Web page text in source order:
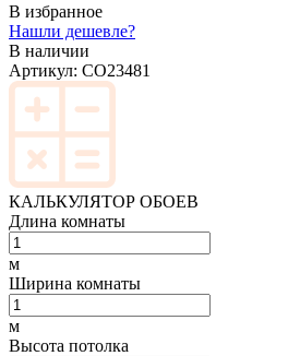
В избранное
Нашли дешевле?
В наличии
Артикул: CO23481
КАЛЬКУЛЯТОР ОБОЕВ
Длина комнаты
м
Ширина комнаты
м
Высота потолка